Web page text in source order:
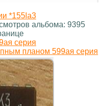
*155la3
альбома: 9395
серия
планом 599ая серия